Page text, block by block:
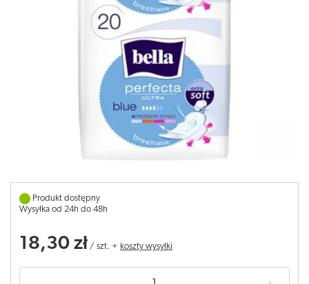
Produkt dostępny
Wysyłka od 24h do 48h
18,30 zł / szt. + koszty wysyłki